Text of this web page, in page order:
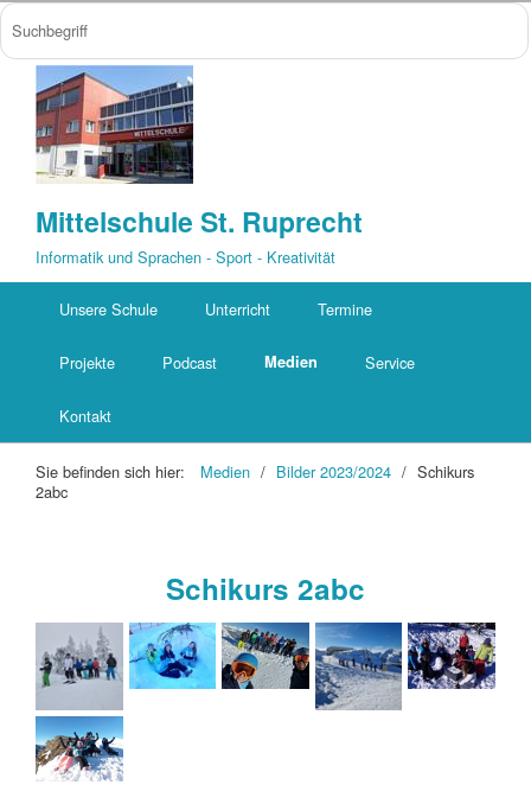
Mittelschule St. Ruprecht
Informatik und Sprachen - Sport - Kreativität
Unsere Schule Unterricht Termine
Projekte Podcast Medien Service
Kontakt
Sie befinden sich hier: Medien / Bilder 2023/2024 / Schikurs
2abc
Schikurs 2abc